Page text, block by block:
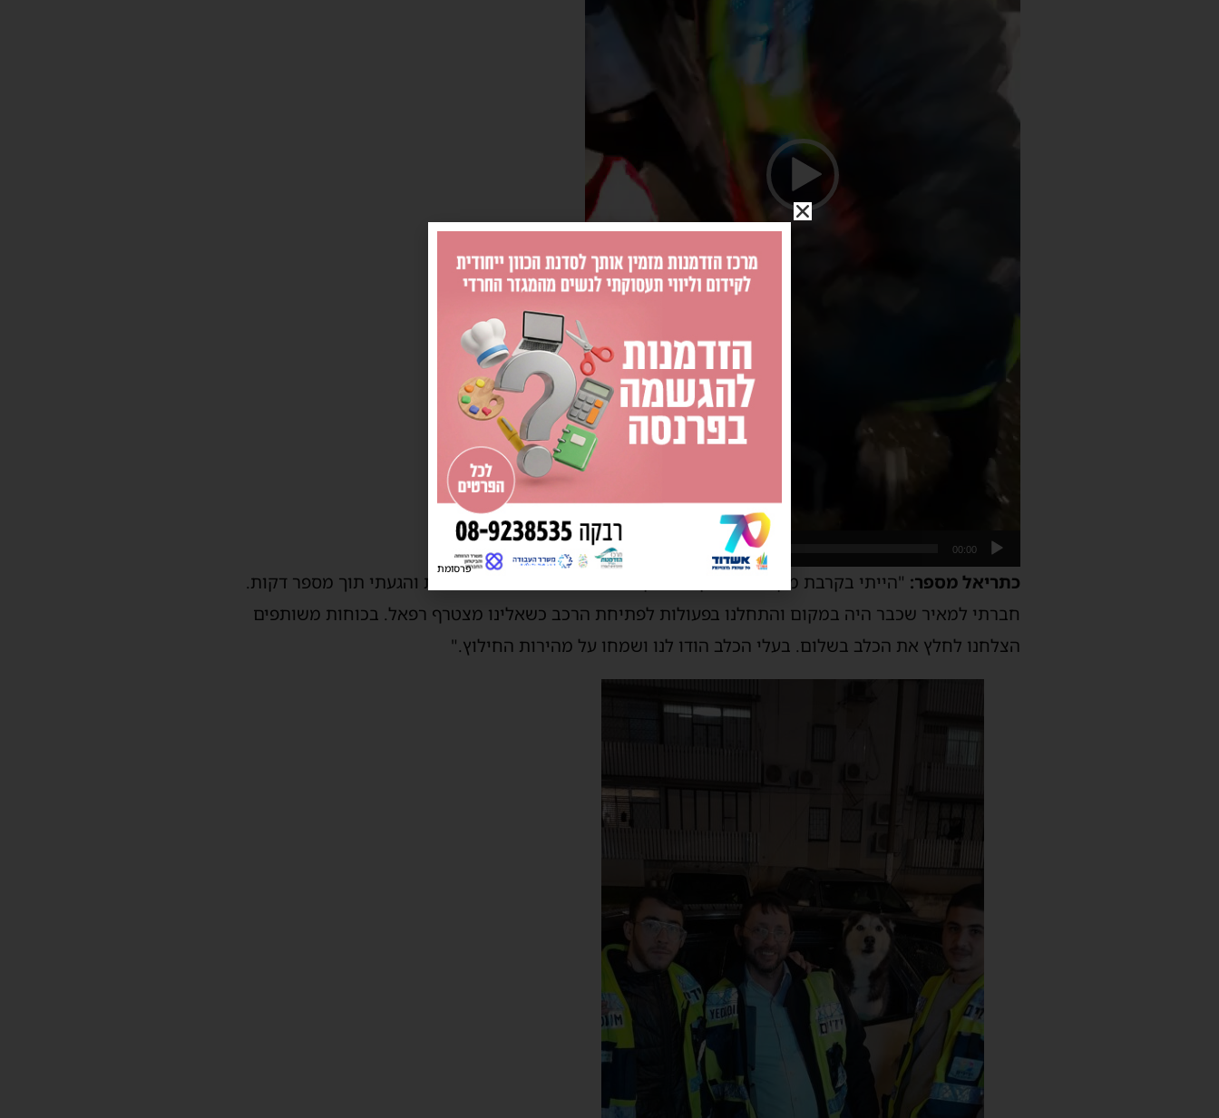
00:00
כתריאל מספר: "הייתי בקרבת מקום כשהתקבלה הקריאה. יצאתי לכתובת במהירות והגעתי תוך מספר דקות.
חברתי למאיר שכבר היה במקום והתחלנו בפעולות לפתיחת הרכב כשאלינו מצטרף רפאל. בכוחות משותפים
הצלחנו לחלץ את הכלב בשלום. בעלי הכלב הודו לנו ושמחו על מהירות החילוץ."
פרסומת